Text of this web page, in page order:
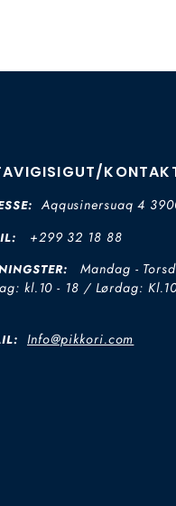
Aqqusinersuaq 4
+299 32 18 88
Mandag -
kl.10 - 18 / Lørdag:
Info@pikkori.com